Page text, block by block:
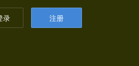
录 注册